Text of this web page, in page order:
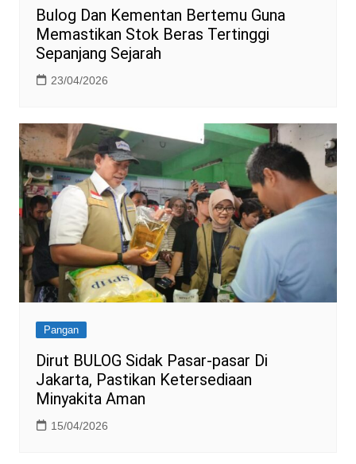
Bulog Dan Kementan Bertemu Guna
Memastikan Stok Beras Tertinggi
Sepanjang Sejarah
23/04/2026
Pangan
Dirut BULOG Sidak Pasar-pasar Di
Jakarta, Pastikan Ketersediaan
Minyakita Aman
15/04/2026